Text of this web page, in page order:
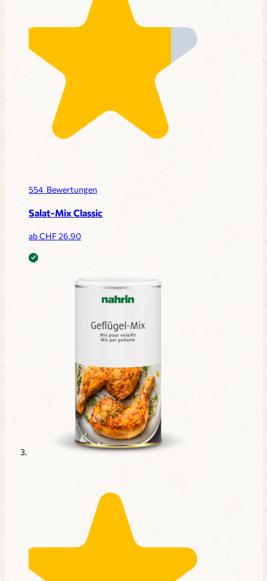
554 Bewertungen
Salat-Mix Classic
ab CHF26.90